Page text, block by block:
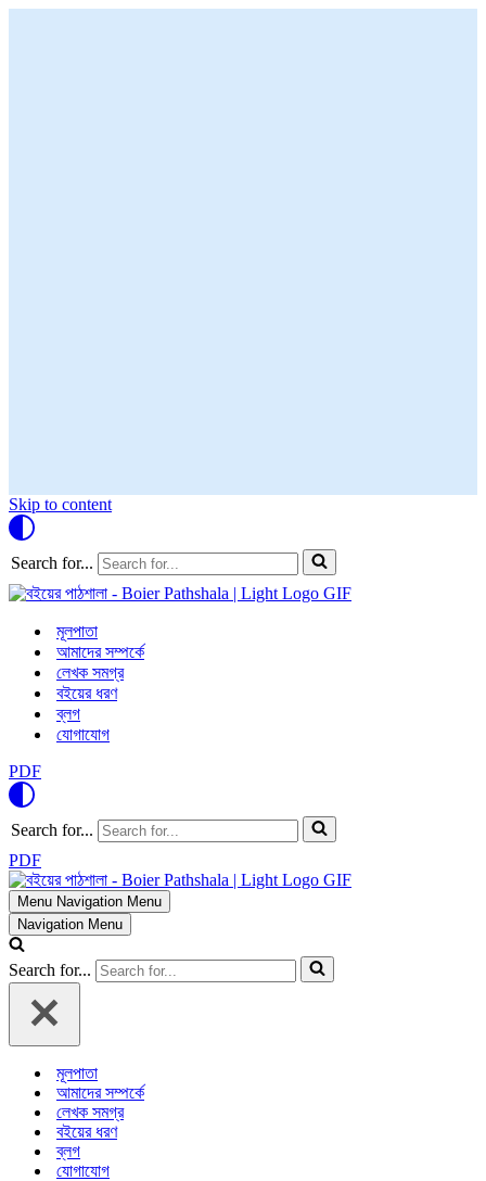
Skip to content
Search for...
মূলপাতা
আমাদের সম্পর্কে
লেখক সমগ্র
বইয়ের ধরণ
ব্লগ
যোগাযোগ
PDF
Search for...
PDF
Menu Navigation Menu
Navigation Menu
Search for...
মূলপাতা
আমাদের সম্পর্কে
লেখক সমগ্র
বইয়ের ধরণ
ব্লগ
যোগাযোগ